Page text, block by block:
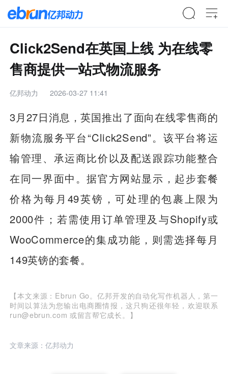
Click2Send在英国上线 为在线零
售商提供一站式物流服务
亿邦动力 2026-03-27 11:41
3月27日消息，英国推出了面向在线零售商的
新物流服务平台“Click2Send”。该平台将运
输管理、承运商比价以及配送跟踪功能整合
在同一界面中。据官方网站显示，起步套餐
价格为每月49英镑，可处理的包裹上限为
2000件；若需使用订单管理及与Shopify或
WooCommerce的集成功能，则需选择每月
149英镑的套餐。
【本文来源：Ebrun Go。亿邦开发的自动化写作机器人，第一
时间以算法为您输出电商圈情报，这只狗还很年轻，欢迎联系
run@ebrun.com 或留言帮它成长。】
文章来源：亿邦动力